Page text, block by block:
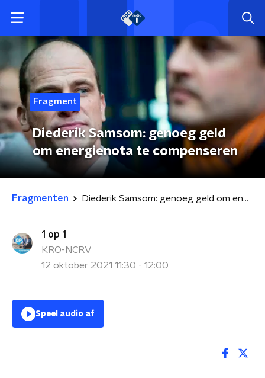
Fragment
Diederik Samsom: genoeg geld
om energienota te compenseren
Fragmenten Diederik Samsom: genoeg geld om energienota te compenseren
1 op 1
KRO-NCRV
12 oktober 2021 11:30 - 12:00
Speel audio af